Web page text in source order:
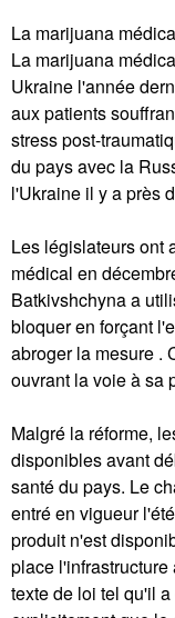
La marijuana
La marijuana
Ukraine l'année
aux patients
stress post-
du pays avec la
l'Ukraine il y a près
Les législateurs ont
médical en
Batkivshchyna a
bloquer en forçant
abroger la mesure .
ouvrant la voie à sa
Malgré la réforme,
disponibles avant
santé du pays. Le
entré en vigueur
produit n'est
place
texte de loi tel qu'il